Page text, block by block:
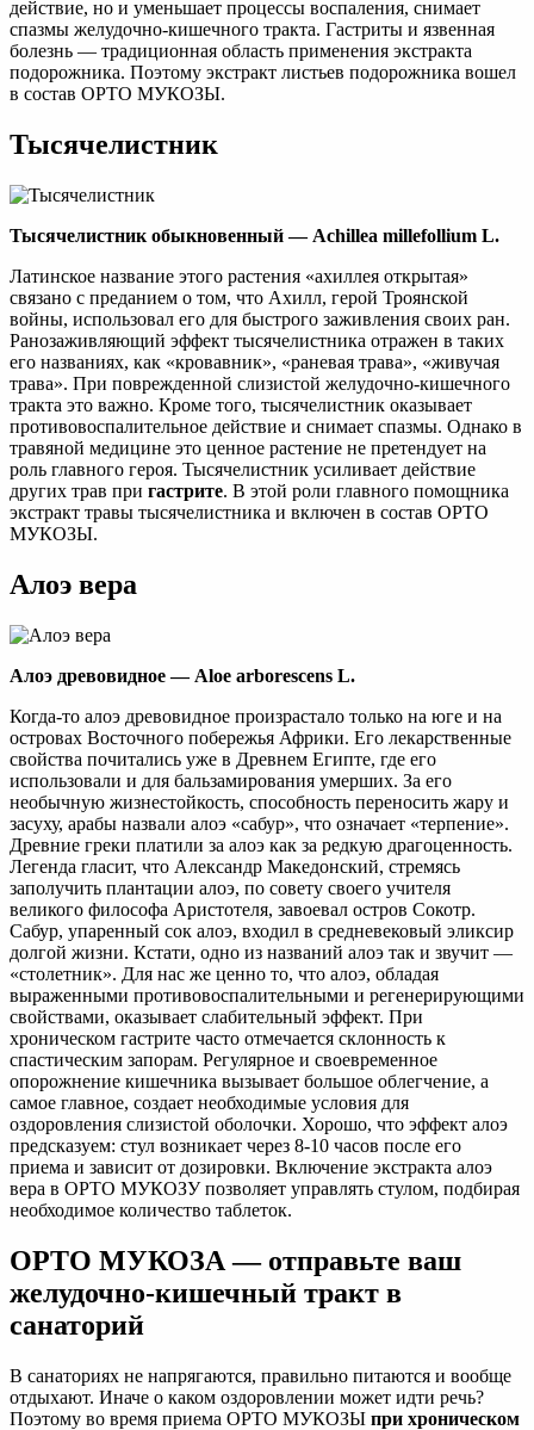
действие, но и уменьшает процессы воспаления, снимает
спазмы желудочно-кишечного тракта. Гастриты и язвенная
болезнь — традиционная область применения экстракта
подорожника. Поэтому экстракт листьев подорожника вошел
в состав ОРТО МУКОЗЫ.
Тысячелистник
Тысячелистник обыкновенный — Achillea millefollium L.
Латинское название этого растения «ахиллея открытая»
связано с преданием о том, что Ахилл, герой Троянской
войны, использовал его для быстрого заживления своих ран.
Ранозаживляющий эффект тысячелистника отражен в таких
его названиях, как «кровавник», «раневая трава», «живучая
трава». При поврежденной слизистой желудочно-кишечного
тракта это важно. Кроме того, тысячелистник оказывает
противовоспалительное действие и снимает спазмы. Однако в
травяной медицине это ценное растение не претендует на
роль главного героя. Тысячелистник усиливает действие
других трав при гастрите. В этой роли главного помощника
экстракт травы тысячелистника и включен в состав ОРТО
МУКОЗЫ.
Алоэ вера
Алоэ древовидное — Aloe arborescens L.
Когда-то алоэ древовидное произрастало только на юге и на
островах Восточного побережья Африки. Его лекарственные
свойства почитались уже в Древнем Египте, где его
использовали и для бальзамирования умерших. За его
необычную жизнестойкость, способность переносить жару и
засуху, арабы назвали алоэ «сабур», что означает «терпение».
Древние греки платили за алоэ как за редкую драгоценность.
Легенда гласит, что Александр Македонский, стремясь
заполучить плантации алоэ, по совету своего учителя
великого философа Аристотеля, завоевал остров Сокотр.
Сабур, упаренный сок алоэ, входил в средневековый эликсир
долгой жизни. Кстати, одно из названий алоэ так и звучит —
«столетник». Для нас же ценно то, что алоэ, обладая
выраженными противовоспалительными и регенерирующими
свойствами, оказывает слабительный эффект. При
хроническом гастрите часто отмечается склонность к
спастическим запорам. Регулярное и своевременное
опорожнение кишечника вызывает большое облегчение, а
самое главное, создает необходимые условия для
оздоровления слизистой оболочки. Хорошо, что эффект алоэ
предсказуем: стул возникает через 8-10 часов после его
приема и зависит от дозировки. Включение экстракта алоэ
вера в ОРТО МУКОЗУ позволяет управлять стулом, подбирая
необходимое количество таблеток.
ОРТО МУКОЗА — отправьте ваш
желудочно-кишечный тракт в
санаторий
В санаториях не напрягаются, правильно питаются и вообще
отдыхают. Иначе о каком оздоровлении может идти речь?
Поэтому во время приема ОРТО МУКОЗЫ при хроническом